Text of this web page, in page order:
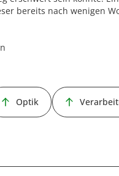
bereits nach wenigen
Optik